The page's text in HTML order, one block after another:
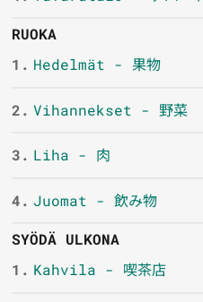
RUOKA
1. Hedelmät - 果物
2. Vihannekset - 野菜
3. Liha - 肉
4. Juomat - 飲み物
SYÖDÄ ULKONA
1. Kahvila - 喫茶店